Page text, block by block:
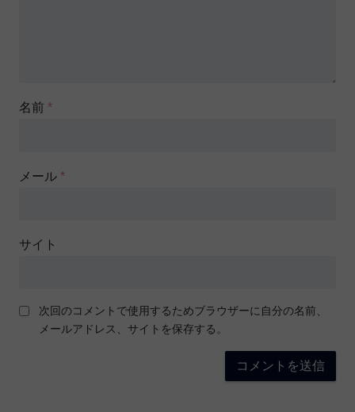
名前 *
メール *
サイト
次回のコメントで使用するためブラウザーに自分の名前、
メールアドレス、サイトを保存する。